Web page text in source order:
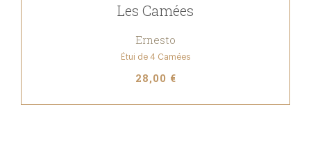
Les Camées
Ernesto
Étui de 4 Camées
28,00 €